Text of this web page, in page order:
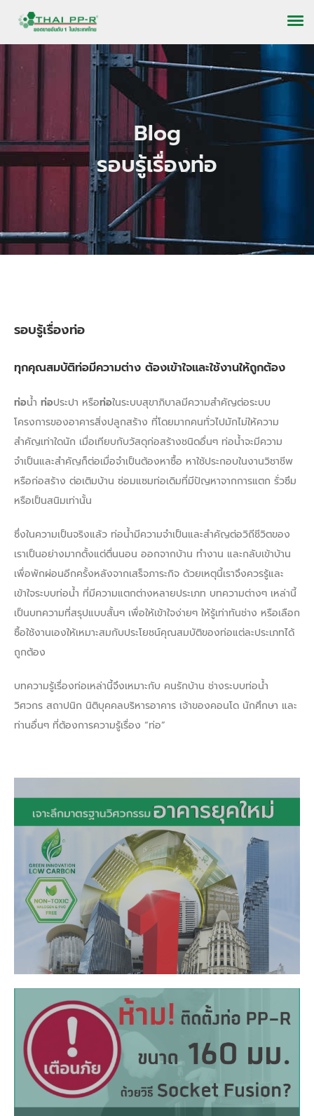
Blog
รอบรู้เรื่องท่อ
รอบรู้เรื่องท่อ
ทุกคุณสมบัติท่อมีความต่าง ต้องเข้าใจและใช้งานให้ถูกต้อง
ท่อน้ำ ท่อประปา หรือท่อในระบบสุขาภิบาลมีความสำคัญต่อระบบ
โครงการของอาคารสิ่งปลูกสร้าง ที่โดยมากคนทั่วไปมักไม่ให้ความ
สำคัญเท่าใดนัก เมื่อเทียบกับวัสดุก่อสร้างชนิดอื่นๆ ท่อน้ำจะมีความ
จำเป็นและสำคัญก็ต่อเมื่อจำเป็นต้องหาซื้อ หาใช้ประกอบในงานวิชาชีพ
หรือก่อสร้าง ต่อเติมบ้าน ซ่อมแซมท่อเดิมที่มีปัญหาจากการแตก รั่วซึม
หรือเป็นสนิมเท่านั้น
ซึ่งในความเป็นจริงแล้ว ท่อน้ำมีความจำเป็นและสำคัญต่อวิถีชีวิตของ
เราเป็นอย่างมากตั้งแต่ตื่นนอน ออกจากบ้าน ทำงาน และกลับเข้าบ้าน
เพื่อพักผ่อนอีกครั้งหลังจากเสร็จภาระกิจ ด้วยเหตุนี้เราจึงควรรู้และ
เข้าใจระบบท่อน้ำ ที่มีความแตกต่างหลายประเภท บทความต่างๆ เหล่านี้
เป็นบทความที่สรุปแบบสั้นๆ เพื่อให้เข้าใจง่ายๆ ให้รู้เท่าทันช่าง หรือเลือก
ซื้อใช้งานเองให้เหมาะสมกับประโยชน์คุณสมบัติของท่อแต่ละประเภทได้
ถูกต้อง
บทความรู้เรื่องท่อเหล่านี้จึงเหมาะกับ คนรักบ้าน ช่างระบบท่อน้ำ
วิศวกร สถาปนิก นิติบุคคลบริหารอาคาร เจ้าของคอนโด นักศึกษา และ
ท่านอื่นๆ ที่ต้องการความรู้เรื่อง “ท่อ”